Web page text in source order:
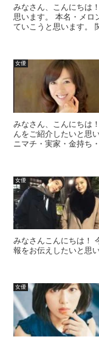
みなさん、こんにちは
思います。 本名・メ
ていこうと思います。
女優
みなさん、こんにちは
んをご紹介したいと思
ニマチ・実家・金持ち
女優
みなさんこんにちは！
報をお伝えしたいと思い
女優